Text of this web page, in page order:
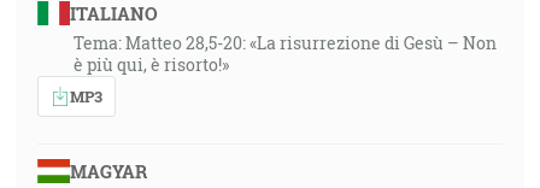
ITALIANO
Tema: Matteo 28,5-20: «La risurrezione di Gesù – Non
è più qui, è risorto!»
MP3
MAGYAR